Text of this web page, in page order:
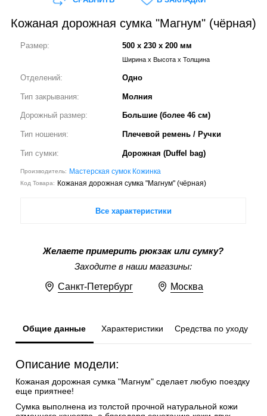
Кожаная дорожная сумка "Магнум" (чёрная)
Размер: 500 x 230 x 200 мм
Ширина x Высота x Толщина
Отделений: Одно
Тип закрывания: Молния
Дорожный размер: Большие (более 46 см)
Тип ношения: Плечевой ремень / Ручки
Тип сумки: Дорожная (Duffel bag)
Производитель: Мастерская сумок Кожинка
Код Товара: Кожаная дорожная сумка "Магнум" (чёрная)
Все характеристики
Желаете примерить рюкзак или сумку?
Заходите в наши магазины:
Санкт-Петербург Москва
Общие данные Характеристики Средства по уходу
Описание модели:
Кожаная дорожная сумка "Магнум" сделает любую поездку
еще приятнее!
Сумка выполнена из толстой прочной натуральной кожи